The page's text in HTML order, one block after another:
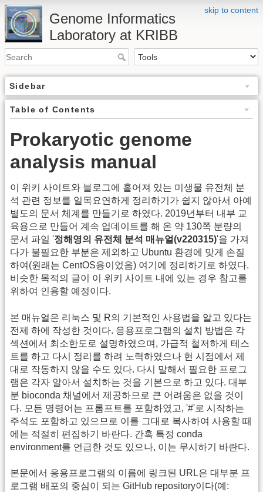
skip to content
Genome Informatics
Laboratory at KRIBB
Sidebar
Table of Contents
Prokaryotic genome
analysis manual
이 위키 사이트와 블로그에 흩어져 있는 미생물 유전체 분
석 관련 정보를 일목요연하게 정리하기가 쉽지 않아서 아예
별도의 문서 체계를 만들기로 하였다. 2019년부터 내부 교
육용으로 만들어 계속 업데이트를 해 온 약 130쪽 분량의
문서 파일 '정해영의 유전체 분석 매뉴얼(v220315)'을 가져
다가 불필요한 부분은 제외하고 Ubuntu 환경에 맞게 손질
하여(원래는 CentOS용이었음) 여기에 정리하기로 하였다.
비슷한 목적의 글이 이 위키 사이트 내에 있는 경우 참고를
위하여 인용할 예정이다.
본 매뉴얼은 리눅스 및 R의 기본적인 사용법을 알고 있다는
전제 하에 작성한 것이다. 응용프로그램의 설치 방법은 각
섹션에서 최소한도로 설명하였으며, 가급적 철저하게 테스
트를 하고 다시 정리를 하려 노력하였으나 현 시점에서 제
대로 작동하지 않을 수도 있다. 다시 말해서 필요한 프로그
램은 각자 알아서 설치하는 것을 기본으로 하고 있다. 대부
분 bioconda 채널에서 제공하므로 큰 어려움은 없을 것이
다. 모든 명령어는 프롬프트를 포함하였고, '#'로 시작하는
주석도 포함하고 있으므로 이를 그대로 복사하여 사용할 때
에는 적절히 편집하기 바란다. 간혹 특정 conda
environment를 언급한 것도 있으나, 이는 무시하기 바란다.
본문에서 응용프로그램의 이름에 링크된 URL은 대부분 프
로그램 배포의 중심이 되는 GitHub repository이다(예: